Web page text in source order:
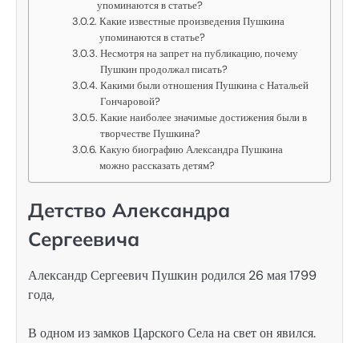
упоминаются в статье?
Какие известные произведения Пушкина
упоминаются в статье?
Несмотря на запрет на публикацию, почему
Пушкин продолжал писать?
Какими были отношения Пушкина с Натальей
Гончаровой?
Какие наиболее значимые достижения были в
творчестве Пушкина?
Какую биографию Александра Пушкина
можно рассказать детям?
Детство Александра
Сергеевича
Александр Сергеевич Пушкин родился 26 мая 1799
года,
В одном из замков Царского Села на свет он явился.